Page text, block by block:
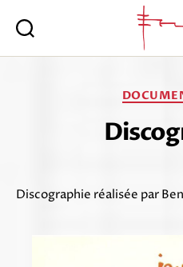
Discographie réalisée par